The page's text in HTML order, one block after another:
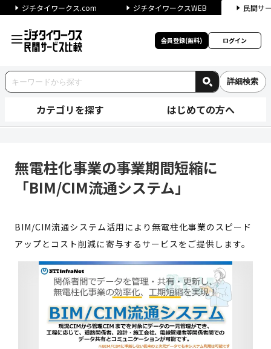
ジチタイワークス.com ジチタイワークスWEB 民間サ
会員登録(無料) ログイン
詳細検索
カテゴリを探す はじめての方へ
無電柱化事業の事業期間短縮に
「BIM/CIM流通システム」
BIM/CIM流通システム活用により無電柱化事業のスピード
アップとコスト削減に寄与するサービスをご提供します。